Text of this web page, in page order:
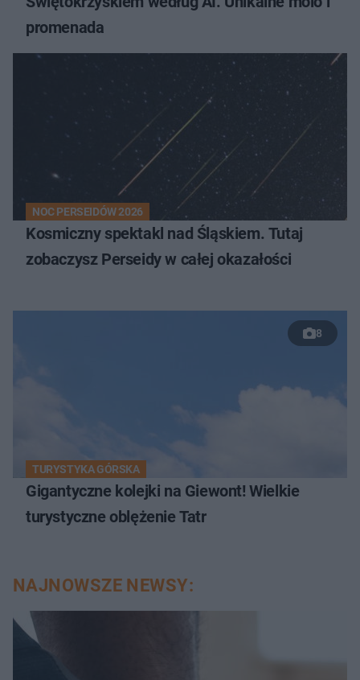
promenada
NOC PERSEIDÓW 2026
Kosmiczny spektakl nad Śląskiem. Tutaj
zobaczysz Perseidy w całej okazałości
8
TURYSTYKA GÓRSKA
Gigantyczne kolejki na Giewont! Wielkie
turystyczne oblężenie Tatr
NAJNOWSZE NEWSY: